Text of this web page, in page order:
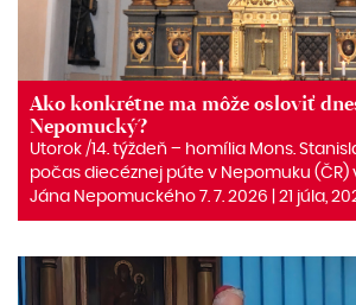
Ako konkrétne ma môže osloviť
Nepomucký?
Utorok /14. týždeň – homília Mons.
počas diecéznej púte v Nepomuku (ČR)
Jána Nepomuckého 7. 7. 2026 | 21 júla,